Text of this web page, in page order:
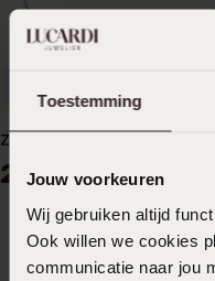
Toestemming
Jouw voorkeuren
Wij gebruiken altijd
Ook willen we cookies
communicatie naar jou
Zilveren armband kruis
29